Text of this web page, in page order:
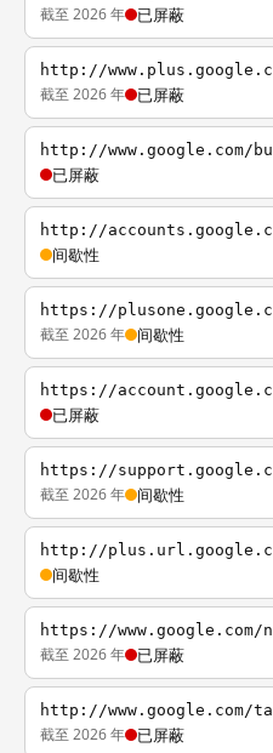
截至 2026 年 已屏蔽
http://
截至 2026 年 已屏蔽
http://www.google.com/
已屏蔽
http://
间歇性
https://
截至 2026 年 间歇性
https://
已屏蔽
https://
截至 2026 年 间歇性
http://
间歇性
https://www.google.com/
截至 2026 年 已屏蔽
http://www.google.com/
截至 2026 年 已屏蔽